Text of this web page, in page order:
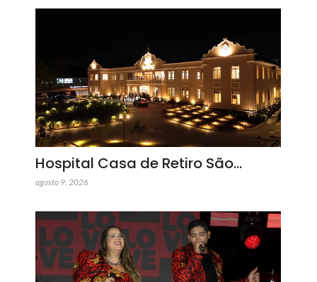
Hospital Casa de Retiro São…
agosto 9, 2026